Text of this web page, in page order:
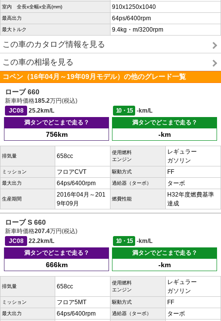
室内 全長x全幅x全高(mm) 910x1250x1040
最高出力 64ps/6400rpm
最大トルク 9.4kg・m/3200rpm
この車のカタログ情報を見る
この車の相場を見る
コペン（16年04月～19年09月モデル）の他のグレード一覧
ローブ 660
新車時価格185.2万円(税込)
JC08
25.2km/L 10・15
-km/L
満タンでどこまで走る？
756km
満タンでどこまで走る？
-km
排気量 658cc
使用燃料
エンジン
レギュラー
ガソリン
ミッション フロアCVT 駆動方式 FF
最大出力 64ps/6400rpm 過給器（ターボ） ターボ
生産期間
2016年04月～201
9年09月
燃費性能
H32年度燃費基準
達成
ローブ S 660
新車時価格207.4万円(税込)
JC08
22.2km/L 10・15
-km/L
満タンでどこまで走る？
666km
満タンでどこまで走る？
-km
排気量 658cc
使用燃料
エンジン
レギュラー
ガソリン
ミッション フロア5MT 駆動方式 FF
最大出力 64ps/6400rpm 過給器（ターボ） ターボ